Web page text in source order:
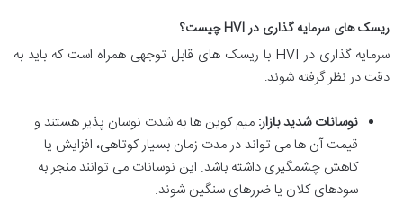
ریسک های سرمایه گذاری در HVI چیست؟
سرمایه گذاری در HVI با ریسک های قابل توجهی همراه است که باید به
دقت در نظر گرفته شوند:
نوسانات شدید بازار: میم کوین ها به شدت نوسان پذیر هستند و
قیمت آن ها می تواند در مدت زمان بسیار کوتاهی، افزایش یا
کاهش چشمگیری داشته باشد. این نوسانات می توانند منجر به
سودهای کلان یا ضررهای سنگین شوند.